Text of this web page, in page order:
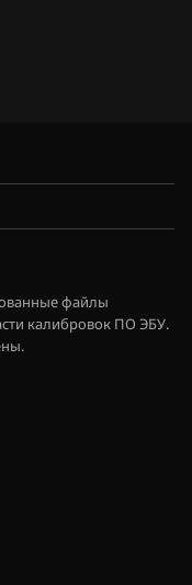
файлы
калибровок ПО ЭБУ.